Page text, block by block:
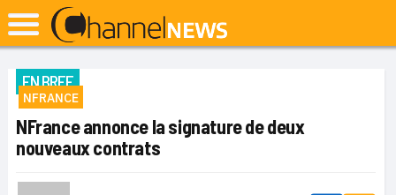
EN BREF
NFRANCE
NFrance annonce la signature de deux
nouveaux contrats